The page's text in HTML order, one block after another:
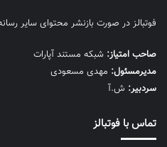
فوتبالز در صورت بازنشر محتوای سایر
صاحب امتیاز: شبکه مستند آپارات
مديرمسئول: مهدی مسعودی
سردبیر: ش.آ
تماس با فوتبالز